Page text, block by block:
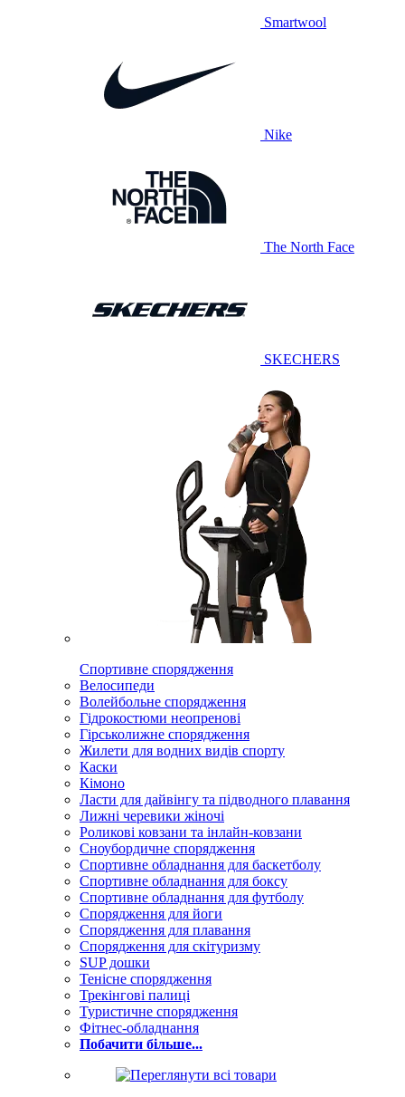
Smartwool
Nike
The North Face
SKECHERS
Спортивне спорядження
Велосипеди
Волейбольне спорядження
Гідрокостюми неопренові
Гірськолижне спорядження
Жилети для водних видів спорту
Каски
Кімоно
Ласти для дайвінгу та підводного плавання
Лижні черевики жіночі
Роликові ковзани та інлайн-ковзани
Сноубордичне спорядження
Спортивне обладнання для баскетболу
Спортивне обладнання для боксу
Спортивне обладнання для футболу
Спорядження для йоги
Спорядження для плавання
Спорядження для скітуризму
SUP дошки
Тенісне спорядження
Трекінгові палиці
Туристичне спорядження
Фітнес-обладнання
Побачити більше...